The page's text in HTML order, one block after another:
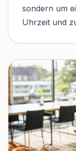
sondern um
Uhrzeit und